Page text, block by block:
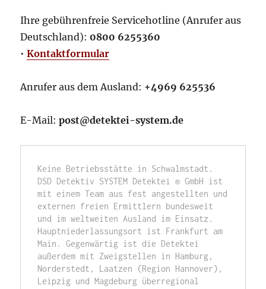
Ihre gebührenfreie Servicehotline (Anrufer aus
Deutschland): 0800 6255360
•Kontaktformular
Anrufer aus dem Ausland: +4969 625536
E-Mail:post@detektei-system.de
Keine Betriebsstätte in Schwalmstadt.
DSD Detektiv SYSTEM Detektei ® GmbH ist
mit einem Team aus fest angestellten und
externen freien Ermittlern bundesweit
und im weltweiten Ausland im Einsatz.
Hauptniederlassungsort ist Frankfurt am
Main. Gegenwärtig ist die Detektei
außerdem mit Zweigstellen in Hamburg,
Norderstedt, Laatzen (Region Hannover),
Leipzig und Magdeburg überregional